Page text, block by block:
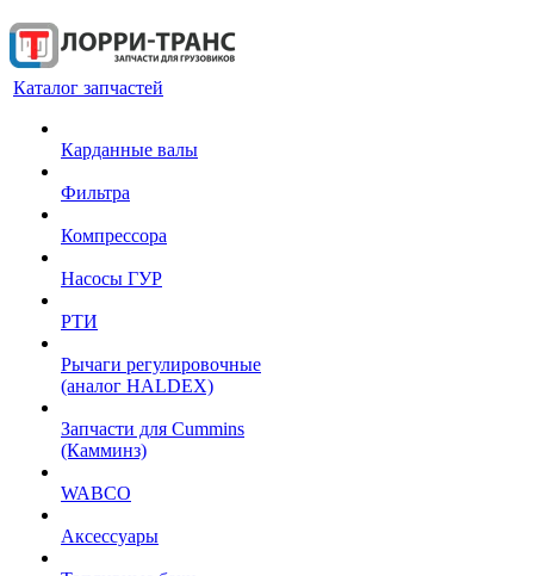
Каталог запчастей
Карданные валы
Фильтра
Компрессора
Насосы ГУР
РТИ
Рычаги регулировочные
(аналог HALDEX)
Запчасти для Cummins
(Камминз)
WABCO
Аксессуары